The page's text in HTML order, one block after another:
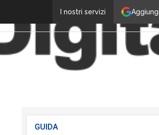
I nostri servizi
GUIDA